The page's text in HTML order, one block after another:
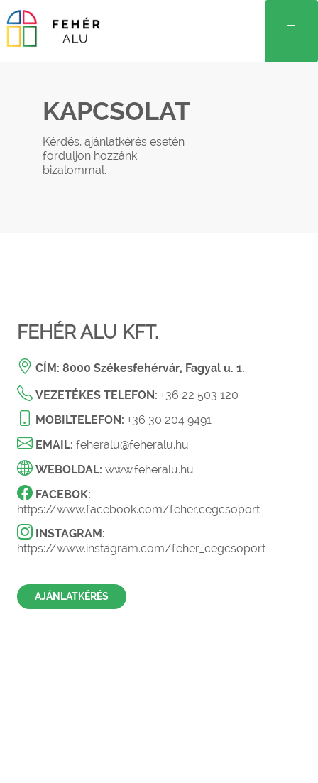
KAPCSOLAT
Kérdés, ajánlatkérés esetén
forduljon hozzánk
bizalommal.
FEHÉR ALU KFT.
CÍM: 8000 Székesfehérvár, Fagyal u. 1.
VEZETÉKES TELEFON: +36 22 503 120
MOBILTELEFON: +36 30 204 9491
EMAIL: feheralu@feheralu.hu
WEBOLDAL: www.feheralu.hu
FACEBOK:
https://www.facebook.com/feher.cegcsoport
INSTAGRAM:
https://www.instagram.com/feher_cegcsoport
AJÁNLATKÉRÉS